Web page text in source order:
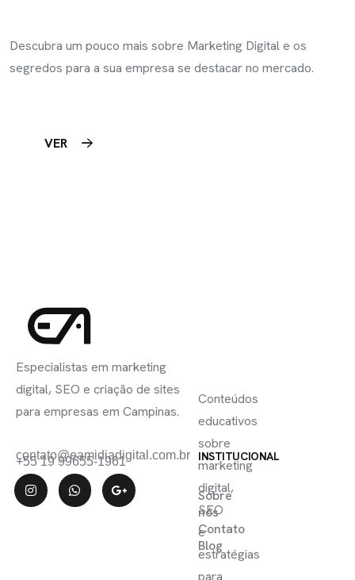
Descubra um pouco mais sobre Marketing Digital e os
segredos para a sua empresa se destacar no mercado.
VER
Especialistas em marketing
digital, SEO e criação de sites
para empresas em Campinas.
contato@eamidiadigital.com.br
+55 19 99655-1961 INSTITUCIONAL
Sobre
nós
Contato
Blog
Conteúdos
educativos
sobre
marketing
digital,
SEO
e
estratégias
para